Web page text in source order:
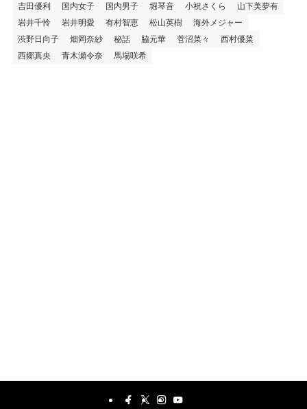
吉田優利
国内女子 国内男子 堀琴音 小祝さくら
山下美夢有
岩井千怜
岩井明愛 有村智恵 松山英樹
海外メジャー
渋野日向子
畑岡奈紗 秘話 脇元華 菅沼菜々
西村優菜
西郷真央
青木瀬令奈 馬場咲希